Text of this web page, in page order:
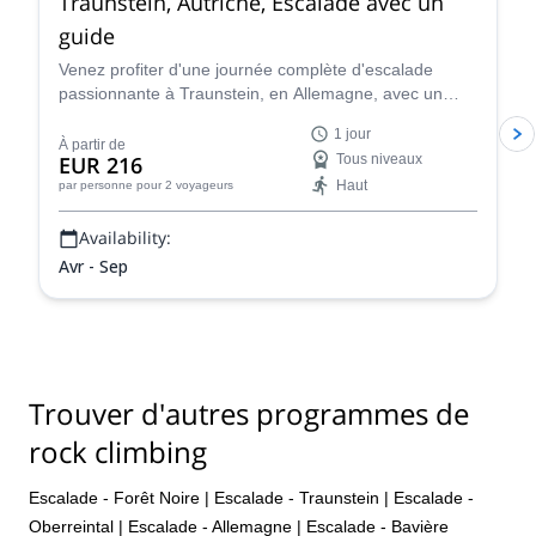
guide
Venez profiter d'une journée complète d'escalade
passionnante à Traunstein, en Allemagne, avec un
tous niveaux !
À partir de
EUR 216
par personne pour 2 voyageurs
1 jour
Tous niveaux
Haut
Availability:
Avr - Sep
Trouver d'autres programmes de
rock climbing
Escalade - Forêt Noire | Escalade - Traunstein | Escalade -
Oberreintal | Escalade - Allemagne | Escalade - Bavière